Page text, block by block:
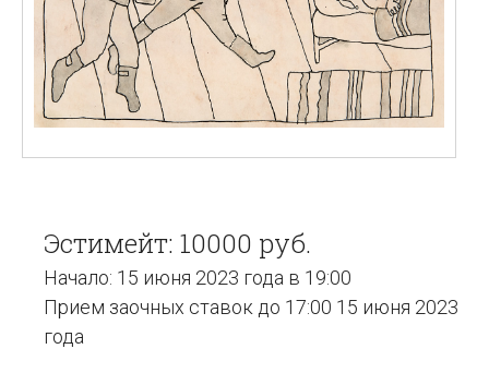
Эстимейт: 10000 руб.
Начало: 15 июня 2023 года в 19:00
Прием заочных ставок до 17:00 15 июня 2023
года